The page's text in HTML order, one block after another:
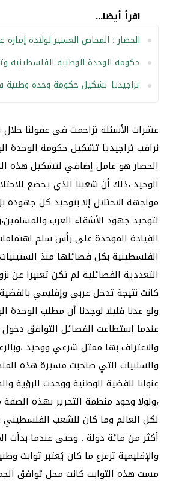
اقرأ أيضا...
الحصار : المخاض العسير لولادة إمارة
حكومة الوحدة الوطنية الفلسطينية
تراجيديا تشكيل حكومة وحدة وطنية
عشرات الأسئلة تزاحمت في عقولنا خلال
نراقب تراجيديا تشكيل حكومة الوحدة
الحصار هو عامل إضافي لتشكيل هذه
الوحيد ،ذلك أن شعبنا الذي يخضع
مواجهة الاحتلال إلا بتوحيد كل جهوده
لتوحيد جهود الأشقاء العرب
القيادة الموحدة على رأس سلم
الفلسطينية بكل فصائلها منذ
التعددية الفصائلية لم تكن تعبيرا عن
كانت نتيجة تدخل عربي وإقليمي
ولو عدنا قليلا لوجدنا أن مطلب الوحدة
عندما استطاعت الفصائل التوافق دخول
والاعتراف بها ممثل شرعي ووحيد
والسلبيات التي صاحبت مسيرة هذه
عنوانا للقضية الوطنية ووحدت الرؤية
،ولولا وجود منظمة التحرير بهذه
لكل العالم وما كان للشعب
أكثر من مائة دولة . وحتى عندما بدأت
والإقليمية تزعزع ما كان يُعتبر ثوابت
مست هذه الثوابت كانت محل توافق